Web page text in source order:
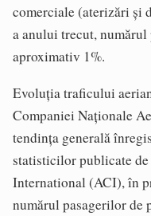
comerciale (aterizări şi
a anului trecut,
aproximativ 1%.
Evoluţia traficului
Companiei Naţionale
tendinţa generală
statisticilor publicate
International (ACI), în
numărul pasagerilor de